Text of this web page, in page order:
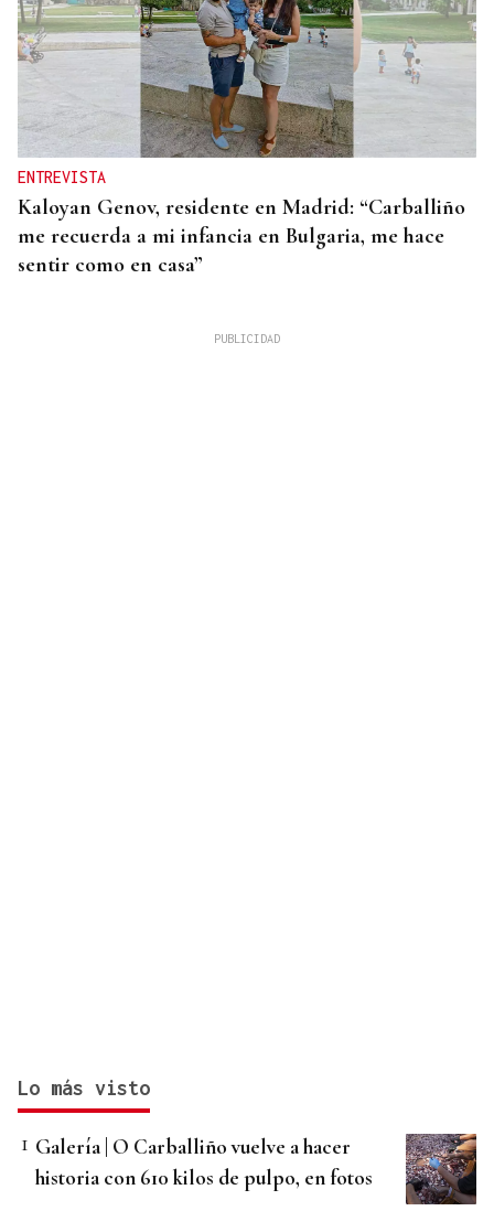
ENTREVISTA
Kaloyan Genov, residente en Madrid: “Carballiño
me recuerda a mi infancia en Bulgaria, me hace
sentir como en casa”
Lo más visto
Galería | O Carballiño vuelve a hacer
historia con 610 kilos de pulpo, en fotos